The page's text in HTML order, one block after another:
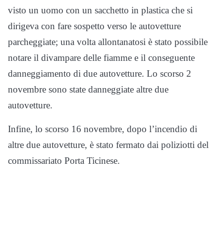
visto un uomo con un sacchetto in plastica che si
dirigeva con fare sospetto verso le autovetture
parcheggiate; una volta allontanatosi è stato possibile
notare il divampare delle fiamme e il conseguente
danneggiamento di due autovetture. Lo scorso 2
novembre sono state danneggiate altre due
autovetture.
Infine, lo scorso 16 novembre, dopo l’incendio di
altre due autovetture, è stato fermato dai poliziotti del
commissariato Porta Ticinese.